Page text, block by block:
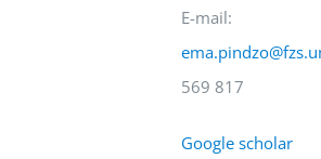
E-mail:
569 817
Google scholar